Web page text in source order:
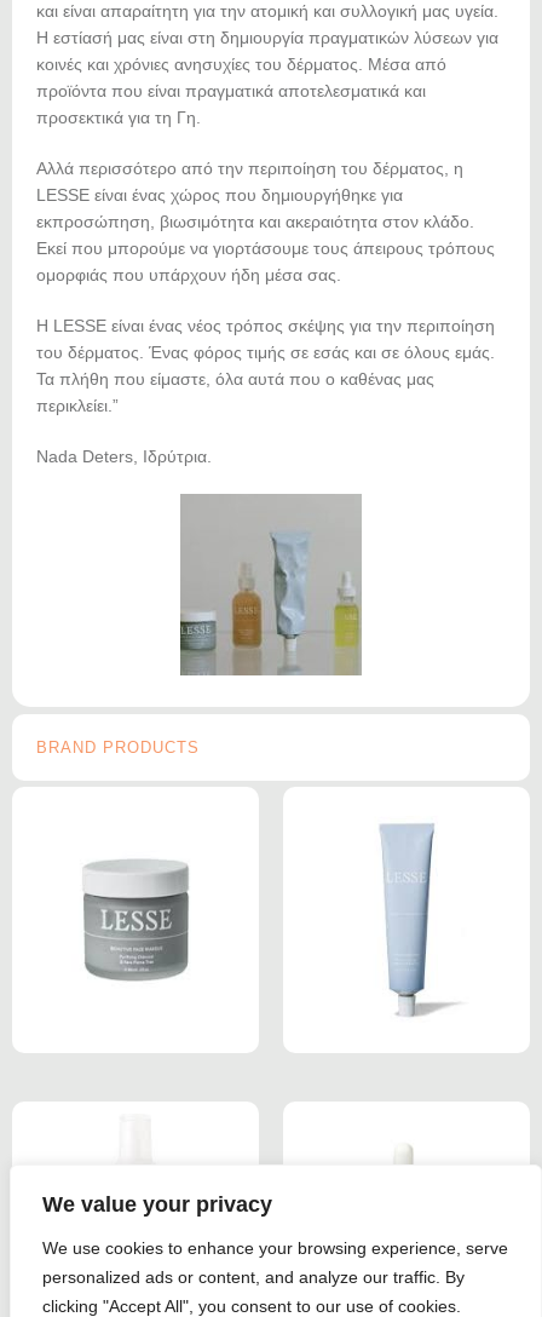
We value your privacy
We use cookies to enhance your browsing experience, serve
personalized ads or content, and analyze our traffic. By
clicking "Accept All", you consent to our use of cookies.
και είναι απαραίτητη για την ατομική και συλλογική μας υγεία.
Η εστίασή μας είναι στη δημιουργία πραγματικών λύσεων για
κοινές και χρόνιες ανησυχίες του δέρματος. Μέσα από
προϊόντα που είναι πραγματικά αποτελεσματικά και
προσεκτικά για τη Γη.
Αλλά περισσότερο από την περιποίηση του δέρματος, η
LESSE είναι ένας χώρος που δημιουργήθηκε για
εκπροσώπηση, βιωσιμότητα και ακεραιότητα στον κλάδο.
Εκεί που μπορούμε να γιορτάσουμε τους άπειρους τρόπους
ομορφιάς που υπάρχουν ήδη μέσα σας.
Η LESSE είναι ένας νέος τρόπος σκέψης για την περιποίηση
του δέρματος. Ένας φόρος τιμής σε εσάς και σε όλους εμάς.
Τα πλήθη που είμαστε, όλα αυτά που ο καθένας μας
περικλείει.”
Nada Deters, Ιδρύτρια.
BRAND PRODUCTS